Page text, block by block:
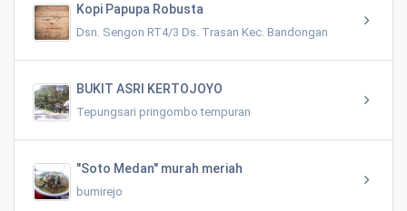
Kopi Papupa Robusta
Dsn. Sengon RT4/3 Ds. Trasan Kec. Bandongan
BUKIT ASRI KERTOJOYO
Tepungsari pringombo tempuran
"Soto Medan" murah meriah
bumirejo